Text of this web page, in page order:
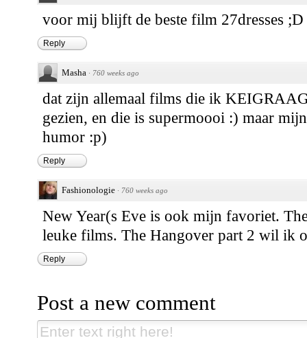
voor mij blijft de beste film 27dresses ;D
Reply
Masha · 760 weeks ago
dat zijn allemaal films die ik
gezien, en die is supermoooi :) maar
humor :p)
Reply
Fashionologie · 760 weeks ago
New Year(s Eve is ook mijn favoriet.
leuke films. The Hangover part 2 wil ik
Reply
Post a new comment